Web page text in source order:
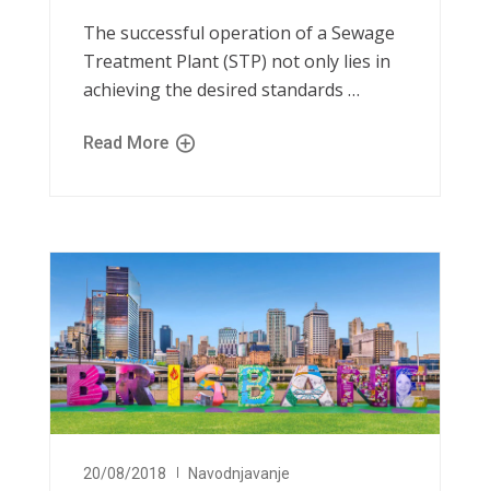
The successful operation of a Sewage
Treatment Plant (STP) not only lies in
achieving the desired standards …
Read More
20/08/2018 Navodnjavanje